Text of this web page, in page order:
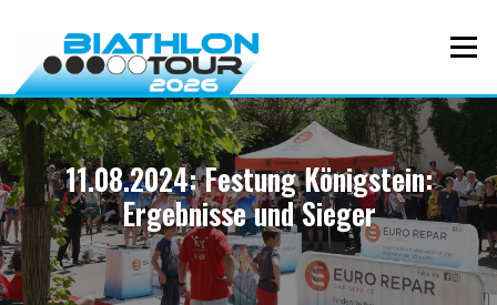
Inhalt
Menü
11.08.2024: Festung Königstein:
Ergebnisse und Sieger